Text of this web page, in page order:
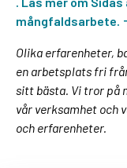
mångfaldsarbete.
Olika erfarenheter,
en arbetsplats fri
sitt bästa. Vi tror på
vår verksamhet och
och erfarenheter.